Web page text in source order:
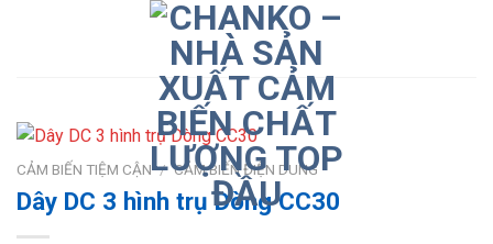
CẢM BIẾN TIỆM CẬN / CẢM BIẾN ĐIỆN DUNG
Dây DC 3 hình trụ Dòng CC30